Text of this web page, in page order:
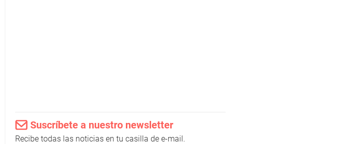
Suscríbete a nuestro newsletter
Recibe todas las noticias en tu casilla de e-mail.